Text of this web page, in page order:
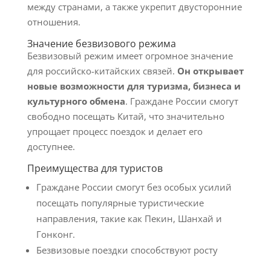
между странами, а также укрепит двусторонние
отношения.
Значение безвизового режима
Безвизовый режим имеет огромное значение
для российско-китайских связей. Он открывает
новые возможности для туризма, бизнеса и
культурного обмена. Граждане России смогут
свободно посещать Китай, что значительно
упрощает процесс поездок и делает его
доступнее.
Преимущества для туристов
Граждане России смогут без особых усилий
посещать популярные туристические
направления, такие как Пекин, Шанхай и
Гонконг.
Безвизовые поездки способствуют росту